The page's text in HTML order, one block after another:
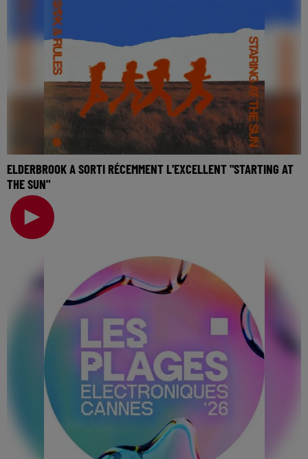
ELDERBROOK A SORTI RÉCEMMENT L'EXCELLENT "STARTING AT
THE SUN"
🎧 Ecoutez Radio FG sur http://www.radiofg.com 📱 et sur
l’Application FG (IOS https://urlz.fr/hhZx